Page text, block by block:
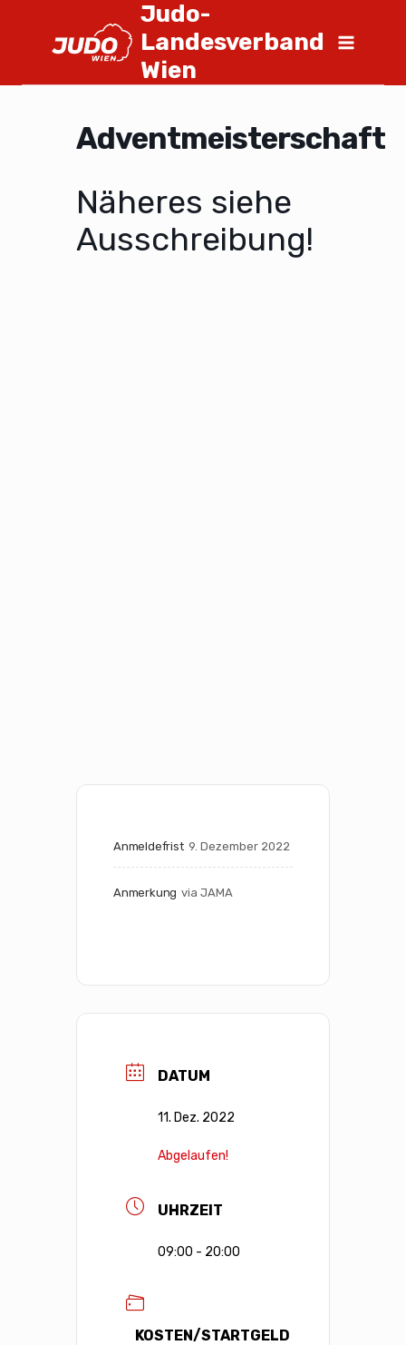
Judo-
Landesverband
Wien
Adventmeisterschaft
Näheres siehe
Ausschreibung!
Anmeldefrist 9. Dezember 2022
Anmerkung via JAMA
DATUM
11. Dez. 2022
Abgelaufen!
UHRZEIT
09:00 - 20:00
KOSTEN/STARTGELD